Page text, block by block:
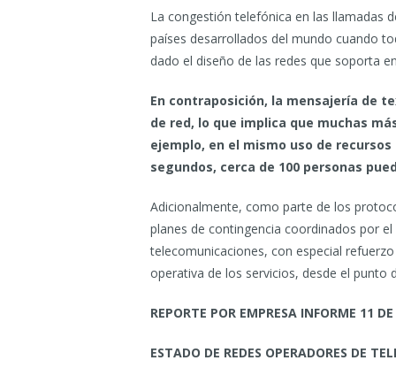
La congestión telefónica en las llamadas
países desarrollados del mundo cuando
dado el diseño de las redes que soporta
En contraposición, la mensajería de
de red, lo que implica que muchas
ejemplo, en el mismo uso de
segundos, cerca de 100 personas
Adicionalmente, como parte de los
planes de contingencia coordinados por
telecomunicaciones, con especial
operativa de los servicios, desde el punto
REPORTE POR EMPRESA INFORME 11
ESTADO DE REDES OPERADORES DE